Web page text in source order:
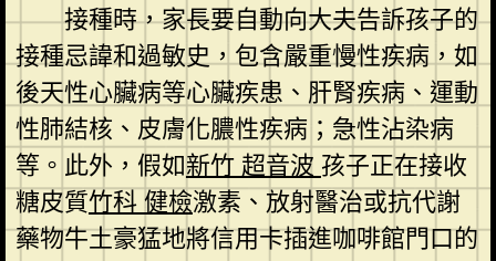
接種時，家長要自動向大夫告訴孩子的
接種忌諱和過敏史，包含嚴重慢性疾病，如
後天性心臟病等心臟疾患、肝腎疾病、運動
性肺結核、皮膚化膿性疾病；急性沾染病
等。此外，假如新竹 超音波 孩子正在接收
糖皮質竹科 健檢激素、放射醫治或抗代謝
藥物牛土豪猛地將信用卡插進咖啡館門口的